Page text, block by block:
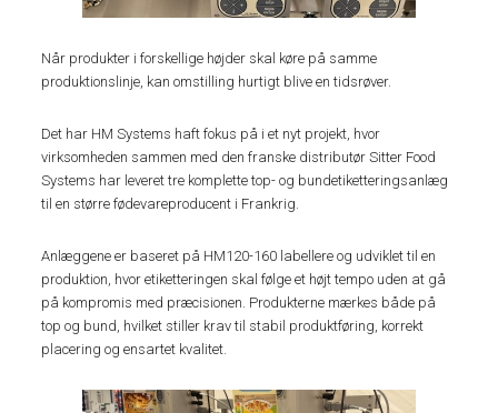
Når produkter i forskellige højder skal køre på samme
produktionslinje, kan omstilling hurtigt blive en tidsrøver.
Det har HM Systems haft fokus på i et nyt projekt, hvor
virksomheden sammen med den franske distributør Sitter Food
Systems har leveret tre komplette top- og bundetiketteringsanlæg
til en større fødevareproducent i Frankrig.
Anlæggene er baseret på HM120-160 labellere og udviklet til en
produktion, hvor etiketteringen skal følge et højt tempo uden at gå
på kompromis med præcisionen. Produkterne mærkes både på
top og bund, hvilket stiller krav til stabil produktføring, korrekt
placering og ensartet kvalitet.